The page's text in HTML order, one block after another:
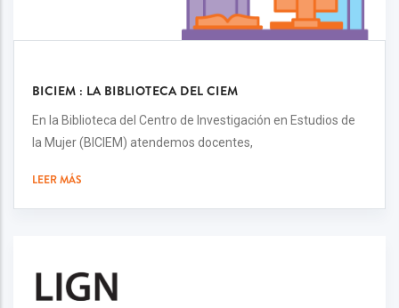
BICIEM : LA BIBLIOTECA DEL CIEM
En la Biblioteca del Centro de Investigación en Estudios de
la Mujer (BICIEM) atendemos docentes,
LEER MÁS